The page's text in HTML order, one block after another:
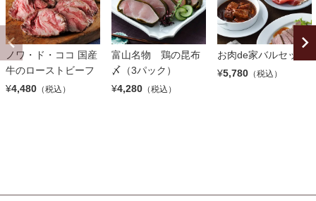
ノワ・ド・ココ 国産
牛のローストビーフ
¥4,480 （税込）
富山名物 鶏の昆布
〆（3パック）
¥4,280 （税込）
お肉de家バルセット
¥5,780 （税込）